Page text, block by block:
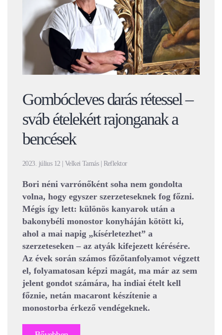
Gombócleves darás rétessel –
sváb ételekért rajonganak a
bencések
2023. július 12 | Velkei Tamás | Reflektor
Bori néni varrónőként soha nem gondolta
volna, hogy egyszer szerzeteseknek fog főzni.
Mégis így lett: különös kanyarok után a
bakonybéli monostor konyháján kötött ki,
ahol a mai napig „kísérletezhet” a
szerzeteseken – az atyák kifejezett kérésére.
Az évek során számos főzőtanfolyamot végzett
el, folyamatosan képzi magát, ma már az sem
jelent gondot számára, ha indiai ételt kell
főznie, netán macaront készítenie a
monostorba érkező vendégeknek.